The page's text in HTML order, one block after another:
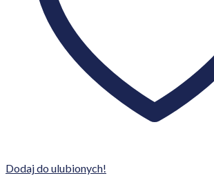
Dodaj do ulubionych!